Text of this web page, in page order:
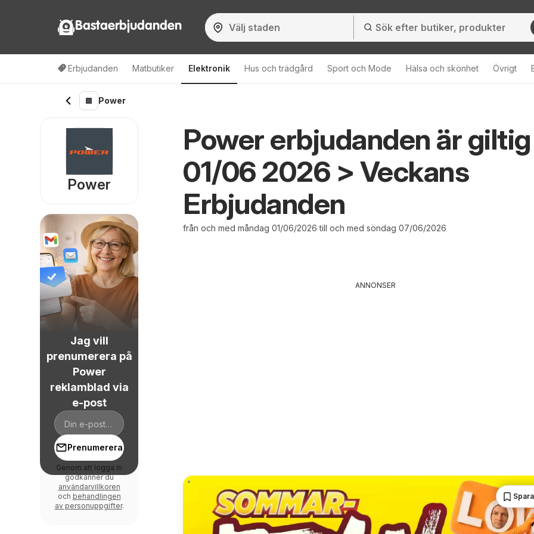
Bastaerbjudanden
Erbjudanden Matbutiker Elektronik Hus och trädgård Sport och Mode Hälsa och skönhet Övrigt
Power
Power erbjudanden är giltig
01/06 2026 > Veckans
Erbjudanden
från och med måndag 01/06/2026 till och med söndag 07/06/2026
ANNONSER
Power
Jag vill
prenumerera på
Power
reklamblad via
e-post
Prenumerera
Genom att logga in
godkänner du
användarvillkoren
och behandlingen
av personuppgifter.